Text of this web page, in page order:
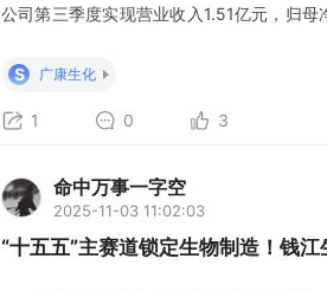
公司第三季度实现营业收入1.51亿元，归
S
广康生化
1 0 3
命中万事一字空
2025-11-03 11:02:03
“十五五”主赛道锁定生物制造！钱